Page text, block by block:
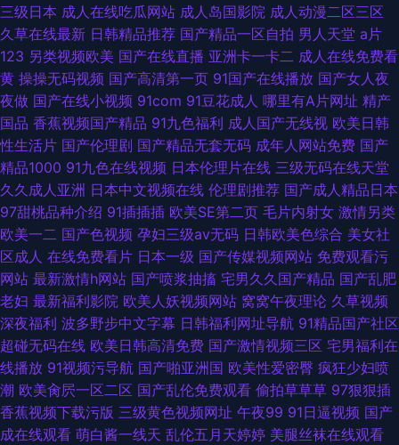
三级日本 成人在线吃瓜网站 成人岛国影院 成人动漫二区三区
久草在线最新 日韩精品推荐 国产精品一区自拍 男人天堂 a片
123 另类视频欧美 国产在线直播 亚洲卡一卡二 成人在线免费看
黄 操操无码视频 国产高清第一页 91国产在线播放 国产女人夜
夜做 国产在线小视频 91com 91豆花成人 哪里有A片网址 精产
国品 香蕉视频国产精品 91九色福利 成人国产无线视 欧美日韩
性生活片 国产伦理剧 国产精品无套无码 成年人网站免费 国产
精品1000 91九色在线视频 日本伦理片在线 三级无码在线天堂
久久成人亚洲 日本中文视频在线 伦理剧推荐 国产成人精品日本
97甜桃品种介绍 91插插插 欧美SE第二页 毛片内射女 激情另类
欧美一二 国产色视频 孕妇三级av无码 日韩欧美色综合 美女社
区成人 在线免费看片 日本一级 国产传媒视频网站 免费观看污
网站 最新激情h网站 国产喷浆抽搐 宅男久久国产精品 国产乱肥
老妇 最新福利影院 欧美人妖视频网站 窝窝午夜理论 久草视频
深夜福利 波多野步中文字幕 日韩福利网址导航 91精品国产社区
超碰无码在线 欧美日韩高清免费 国产激情视频三区 宅男福利在
线播放 91视频污导航 国产啪亚洲国 欧美性爱密臀 疯狂少妇喷
潮 欧美肏屄一区二区 国产乱伦免费观看 偷拍草草草 97狠狠插
香蕉视频下载污版 三级黄色视频网址 午夜99 91日逼视频 国产
成在线观看 萌白酱一线天 乱伦五月天婷婷 美腿丝袜在线观看